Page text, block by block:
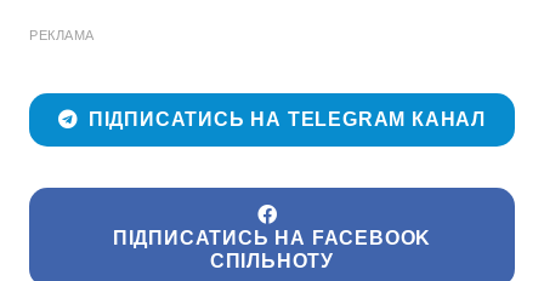
РЕКЛАМА
ПІДПИСАТИСЬ НА TELEGRAM КАНАЛ
ПІДПИСАТИСЬ НА FACEBOOK
СПІЛЬНОТУ